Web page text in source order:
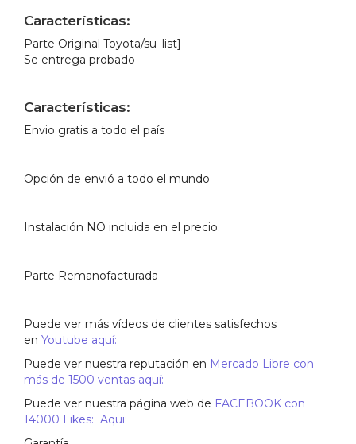
Características:
Parte Original Toyota/su_list]
Se entrega probado
Características:
Envio gratis a todo el país
Opción de envió a todo el mundo
Instalación NO incluida en el precio.
Parte Remanofacturada
Puede ver más vídeos de clientes satisfechos
en Youtube aquí:
Puede ver nuestra reputación en Mercado Libre con
más de 1500 ventas aquí:
Puede ver nuestra página web de FACEBOOK con
14000 Likes: Aqui: